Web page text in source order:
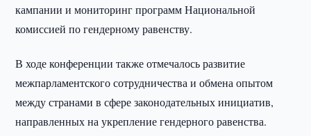
кампании и мониторинг программ Национальной
комиссией по гендерному равенству.
В ходе конференции также отмечалось развитие
межпарламентского сотрудничества и обмена опытом
между странами в сфере законодательных инициатив,
направленных на укрепление гендерного равенства.